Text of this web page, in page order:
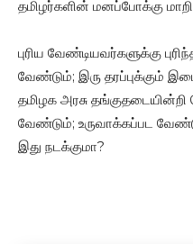
தமிழர்களின் மனப்போக்கு மாறி
புரிய வேண்டியவர்களுக்கு
வேண்டும்; இரு தரப்புக்கும்
தமிழக அரசு
வேண்டும்; உருவாக்கப்பட
இது நடக்குமா?